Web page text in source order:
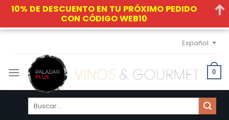
Skip
content
Español
0
Buscar
10% DE DESCUENTO EN TU PRÓXIMO PEDIDO
CON CÓDIGO WEB10